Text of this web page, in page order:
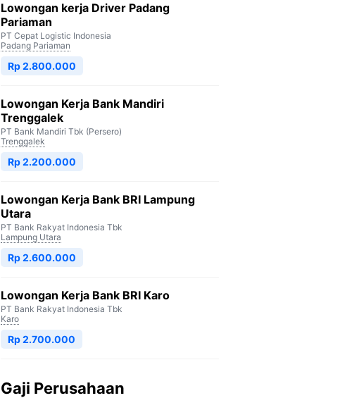
Lowongan kerja Driver Padang
Pariaman
PT Cepat Logistic Indonesia
Padang Pariaman
Rp 2.800.000
Lowongan Kerja Bank Mandiri
Trenggalek
PT Bank Mandiri Tbk (Persero)
Trenggalek
Rp 2.200.000
Lowongan Kerja Bank BRI Lampung
Utara
PT Bank Rakyat Indonesia Tbk
Lampung Utara
Rp 2.600.000
Lowongan Kerja Bank BRI Karo
PT Bank Rakyat Indonesia Tbk
Karo
Rp 2.700.000
Gaji Perusahaan